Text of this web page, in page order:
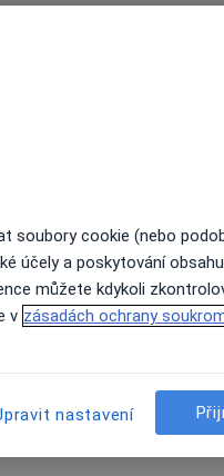
soubory cookie (nebo
účely a poskytování
můžete kdykoli
v zásadách ochrany
nastavení